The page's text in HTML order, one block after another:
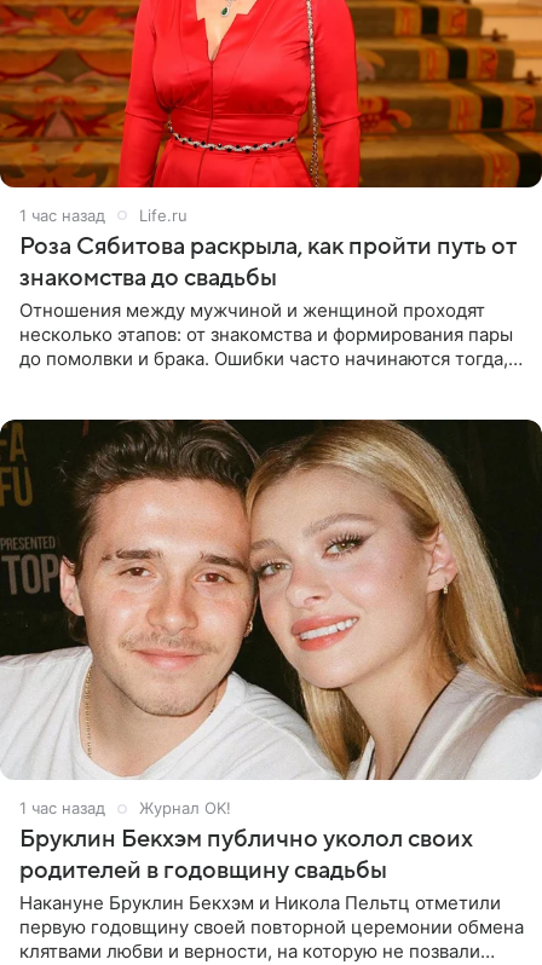
1 час назад Life.ru
Роза Сябитова раскрыла, как пройти путь от
знакомства до свадьбы
Отношения между мужчиной и женщиной проходят
несколько этапов: от знакомства и формирования пары
до помолвки и брака. Ошибки часто начинаются тогда,
1 час назад Журнал OK!
Бруклин Бекхэм публично уколол своих
родителей в годовщину свадьбы
Накануне Бруклин Бекхэм и Никола Пельтц отметили
первую годовщину своей повторной церемонии обмена
клятвами любви и верности, на которую не позвали